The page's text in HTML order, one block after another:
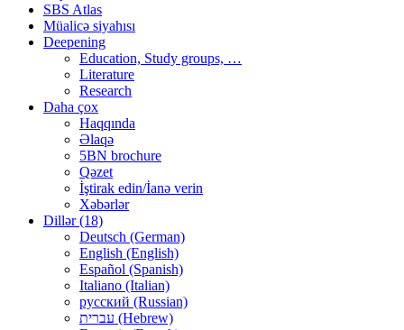
SBS Atlas
Müalicə siyahısı
Deepening
Education, Study groups, …
Literature
Research
Daha çox
Haqqında
Əlaqə
5BN brochure
Qəzet
İştirak edin/İanə verin
Xəbərlər
Dillər (18)
Deutsch (German)
English (English)
Español (Spanish)
Italiano (Italian)
русский (Russian)
עברית (Hebrew)